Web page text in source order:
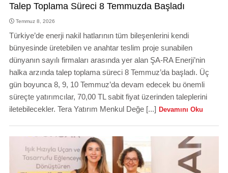
Talep Toplama Süreci 8 Temmuzda Başladı
Temmuz 8, 2026
Türkiye’de enerji nakil hatlarının tüm bileşenlerini kendi
bünyesinde üretebilen ve anahtar teslim proje sunabilen
dünyanın sayılı firmaları arasında yer alan ŞA-RA Enerji’nin
halka arzında talep toplama süreci 8 Temmuz’da başladı. Üç
gün boyunca 8, 9, 10 Temmuz’da devam edecek bu önemli
süreçte yatırımcılar, 70,00 TL sabit fiyat üzerinden taleplerini
iletebilecekler. Tera Yatırım Menkul Değe [...] Devamını Oku